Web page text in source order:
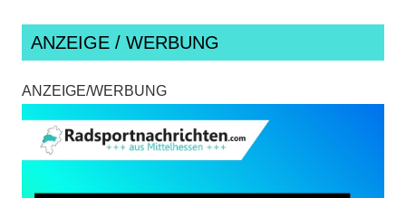
ANZEIGE / WERBUNG
ANZEIGE/WERBUNG